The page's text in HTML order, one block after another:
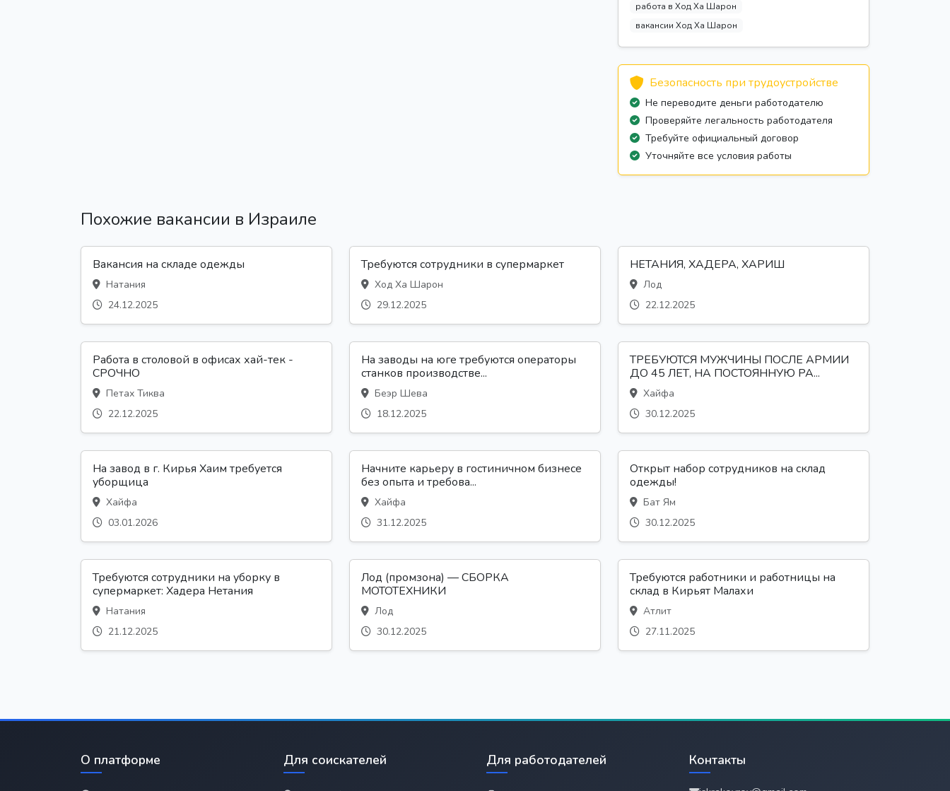
работа в Ход Ха Шарон
вакансии Ход Ха Шарон
Безопасность при трудоустройстве
Не переводите деньги работодателю
Проверяйте легальность работодателя
Требуйте официальный договор
Уточняйте все условия работы
Похожие вакансии в Израиле
Вакансия на складе одежды
Натания
24.12.2025
Требуются сотрудники в супермаркет
Ход Ха Шарон
29.12.2025
НЕТАНИЯ, ХАДЕРА, ХАРИШ
Лод
22.12.2025
Работа в столовой в офисах хай-тек -
СРОЧНО
Петах Тиква
22.12.2025
На заводы на юге требуются операторы
станков производстве...
Беэр Шева
18.12.2025
ТРЕБУЮТСЯ МУЖЧИНЫ ПОСЛЕ АРМИИ
ДО 45 ЛЕТ, НА ПОСТОЯННУЮ РА...
Хайфа
30.12.2025
На завод в г. Кирья Хаим требуется
уборщица
Хайфа
03.01.2026
Начните карьеру в гостиничном бизнесе
без опыта и требова...
Хайфа
31.12.2025
Открыт набор сотрудников на склад
одежды!
Бат Ям
30.12.2025
Требуются сотрудники на уборку в
супермаркет: Хадера Нетания
Натания
21.12.2025
Лод (промзона) — СБОРКА
МОТОТЕХНИКИ
Лод
30.12.2025
Требуются работники и работницы на
склад в Кирьят Малахи
Атлит
27.11.2025
О платформе Для соискателей Для работодателей Контакты